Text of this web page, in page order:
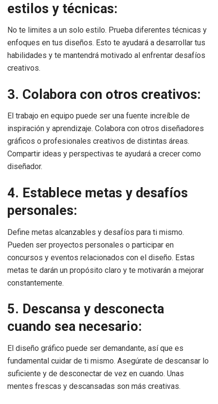
estilos y técnicas:
No te limites a un solo estilo. Prueba diferentes técnicas y
enfoques en tus diseños. Esto te ayudará a desarrollar tus
habilidades y te mantendrá motivado al enfrentar desafíos
creativos.
3. Colabora con otros creativos:
El trabajo en equipo puede ser una fuente increíble de
inspiración y aprendizaje. Colabora con otros diseñadores
gráficos o profesionales creativos de distintas áreas.
Compartir ideas y perspectivas te ayudará a crecer como
diseñador.
4. Establece metas y desafíos
personales:
Define metas alcanzables y desafíos para ti mismo.
Pueden ser proyectos personales o participar en
concursos y eventos relacionados con el diseño. Estas
metas te darán un propósito claro y te motivarán a mejorar
constantemente.
5. Descansa y desconecta
cuando sea necesario:
El diseño gráfico puede ser demandante, así que es
fundamental cuidar de ti mismo. Asegúrate de descansar lo
suficiente y de desconectar de vez en cuando. Unas
mentes frescas y descansadas son más creativas.